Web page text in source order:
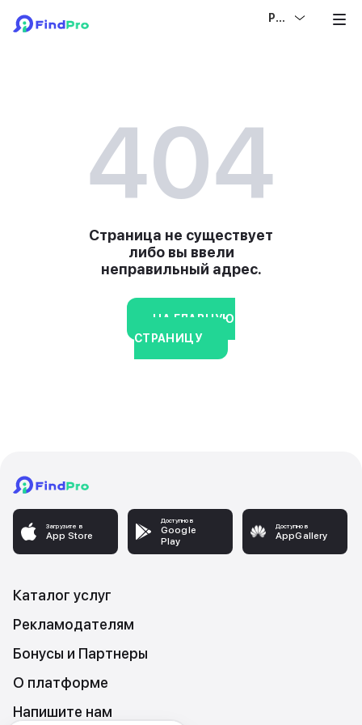
РУС
404
Страница не существует
либо вы ввели
неправильный адрес.
НА ГЛАВНУЮ
СТРАНИЦУ
Загрузите в
App Store
Доступно в
Google
Play
Доступно в
AppGallery
Каталог услуг
Рекламодателям
Бонусы и Партнеры
О платформе
Напишите нам